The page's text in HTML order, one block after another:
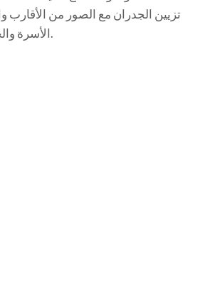
تزيين الجدران مع الصور من الأقارب
الأسرة والحيوانات الأليفة.